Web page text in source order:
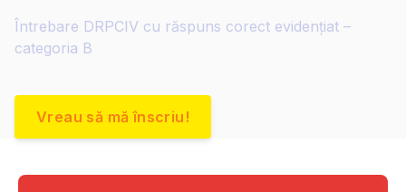
Întrebare DRPCIV cu răspuns corect evidențiat –
categoria B
Vreau să mă înscriu!